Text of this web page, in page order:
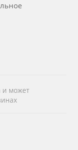
и может